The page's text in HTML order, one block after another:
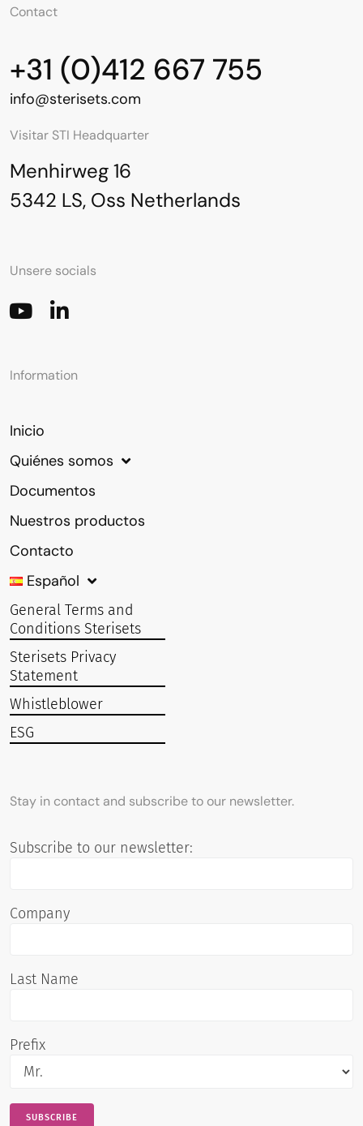
Stay in contact and subscribe to our newsletter.
Subscribe to our newsletter:
Company
Last Name
Prefix
Contact
+31 (0)412 667 755
info@sterisets.com
Visitar STI Headquarter
Menhirweg 16
5342 LS, Oss Netherlands
Unsere socials
Information
Inicio
Quiénes somos
Documentos
Nuestros productos
Contacto
Español
General Terms and
Conditions Sterisets
Sterisets Privacy
Statement
Whistleblower
ESG